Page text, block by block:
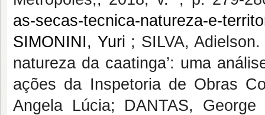
as-secas-tecnica-natureza-e-
SIMONINI, Yuri ; SILVA,
natureza da caatinga’: uma
ações da Inspetoria de Obras
Angela Lúcia; DANTAS,